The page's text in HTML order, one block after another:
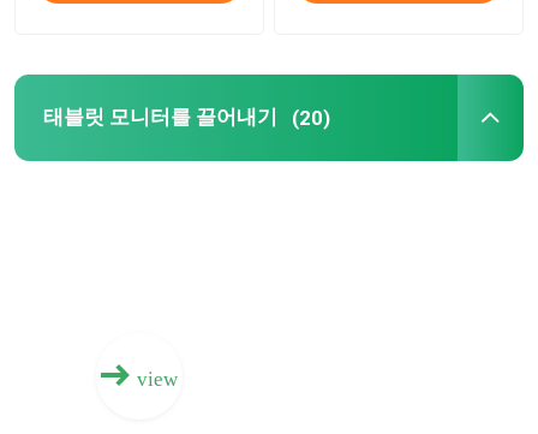
적외선 터치 스크린
태블릿 모니터를 끌어내기 (20)
view